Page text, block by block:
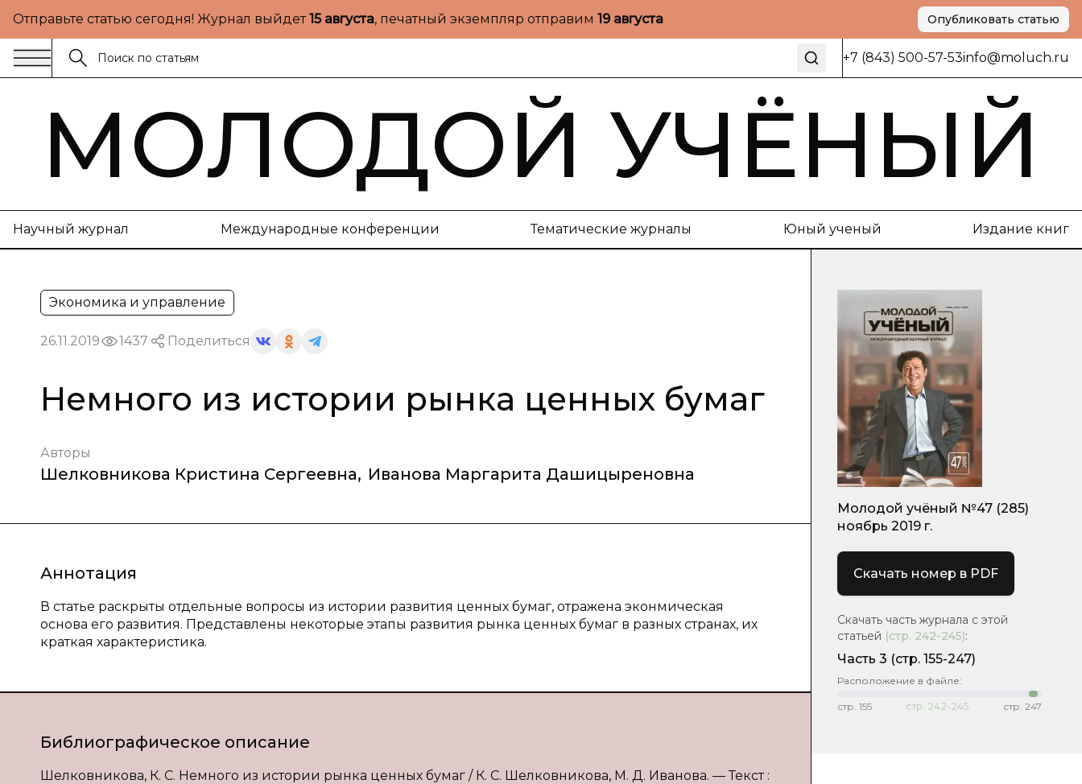
Отправьте статью сегодня! Журнал выйдет15 августа, печатный экземпляр отправим 19 августа Опубликовать статью
+7 (843) 500-57-53info@moluch.ru
МОЛОДОЙ УЧЁНЫЙ
Научный журнал Международные конференции Тематические журналы Юный ученый Издание книг
Экономика и управление
26.11.2019 1437 Поделиться
Немного из истории рынка ценных бумаг
Авторы
Шелковникова Кристина Сергеевна, Иванова Маргарита Дашицыреновна
Аннотация
В статье раскрыты отдельные вопросы из истории развития ценных бумаг, отражена эконмическая
основа его развития. Представлены некоторые этапы развития рынка ценных бумаг в разных странах, их
краткая характеристика.
Библиографическое описание
Шелковникова, К. С. Немного из истории рынка ценных бумаг / К. С. Шелковникова, М. Д. Иванова. — Текст :
Молодой учёный №47 (285)
ноябрь 2019 г.
Скачать номер в PDF
Скачать часть журнала с этой
статьей (стр. 242-245):
Часть 3 (стр. 155-247)
Расположение в файле:
стр. 155 стр. 242-245 стр. 247